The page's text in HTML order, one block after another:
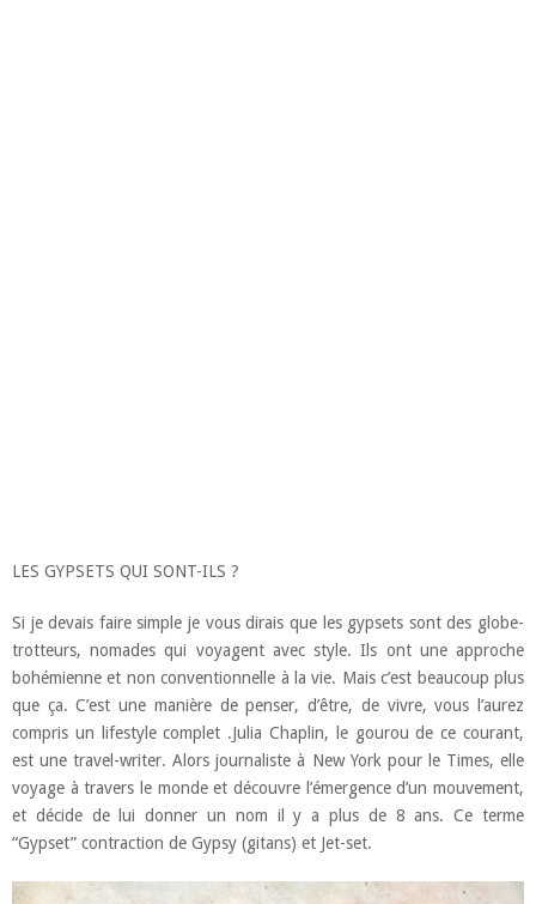
LES GYPSETS QUI SONT-ILS ?
Si je devais faire simple je vous dirais que les gypsets sont des globe-
trotteurs, nomades qui voyagent avec style. Ils ont une approche
bohémienne et non conventionnelle à la vie. Mais c’est beaucoup plus
que ça. C’est une manière de penser, d’être, de vivre, vous l’aurez
compris un lifestyle complet .Julia Chaplin, le gourou de ce courant,
est une travel-writer. Alors journaliste à New York pour le Times, elle
voyage à travers le monde et découvre l’émergence d’un mouvement,
et décide de lui donner un nom il y a plus de 8 ans. Ce terme
“Gypset” contraction de Gypsy (gitans) et Jet-set.